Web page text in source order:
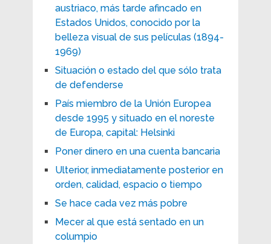
austriaco, más tarde afincado en
Estados Unidos, conocido por la
belleza visual de sus películas (1894-
1969)
Situación o estado del que sólo trata
de defenderse
País miembro de la Unión Europea
desde 1995 y situado en el noreste
de Europa, capital: Helsinki
Poner dinero en una cuenta bancaria
Ulterior, inmediatamente posterior en
orden, calidad, espacio o tiempo
Se hace cada vez más pobre
Mecer al que está sentado en un
columpio